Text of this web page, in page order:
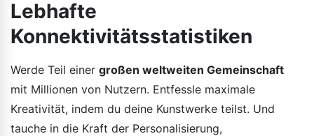
Lebhafte
Konnektivitätsstatistiken
Werde Teil einer großen weltweiten Gemeinschaft
mit Millionen von Nutzern. Entfessle maximale
Kreativität, indem du deine Kunstwerke teilst. Und
tauche in die Kraft der Personalisierung,